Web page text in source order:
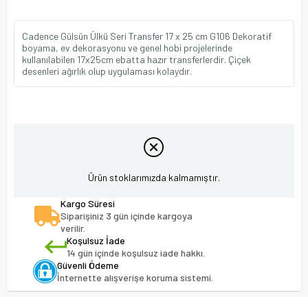
Cadence Gülsün Ülkü Seri Transfer 17 x 25 cm G106 Dekoratif
boyama, ev dekorasyonu ve genel hobi projelerinde
kullanılabilen 17x25cm ebatta hazır transferlerdir. Çiçek
desenleri ağırlık olup uygulaması kolaydır.
Ürün stoklarımızda kalmamıştır.
Kargo Süresi
Siparişiniz 3 gün içinde kargoya
verilir.
Koşulsuz İade
14 gün içinde koşulsuz iade hakkı.
Güvenli Ödeme
İnternette alışverişe koruma sistemi.